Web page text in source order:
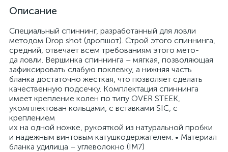
Описание
Специальный спиннинг, разработанный для ловли
методом Drop shot (дропшот). Строй этого спиннинга,
средний, отвечает всем требованиям этого мето-
да ловли. Вершинка спиннинга – мягкая, позволяющая
зафиксировать слабую поклевку, а нижняя часть
бланка достаточно жесткая, что позволяет сделать
качественную подсечку. Комплектация спиннинга
имеет крепление колен по типу OVER STEEK,
укомплектован кольцами, с вставками SIC, с
креплением
их на одной ножке, рукояткой из натуральной пробки
и надежным винтовым катушкодержателем. • Материал
бланка удилища – углеволокно (IM7)